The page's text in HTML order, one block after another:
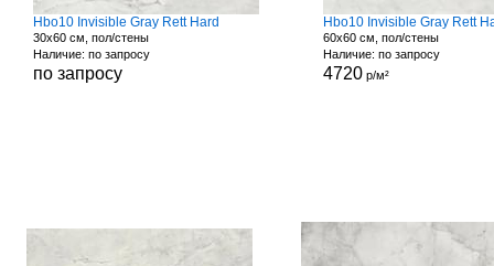
Hbo10 Invisible Gray Rett Hard
30x60 см, пол/стены
Наличие: по запросу
по запросу
Hbo10 Invisible Gray Rett
60x60 см, пол/стены
Наличие: по запросу
4720р/м²